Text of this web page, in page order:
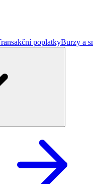
poplatkyBurzy a